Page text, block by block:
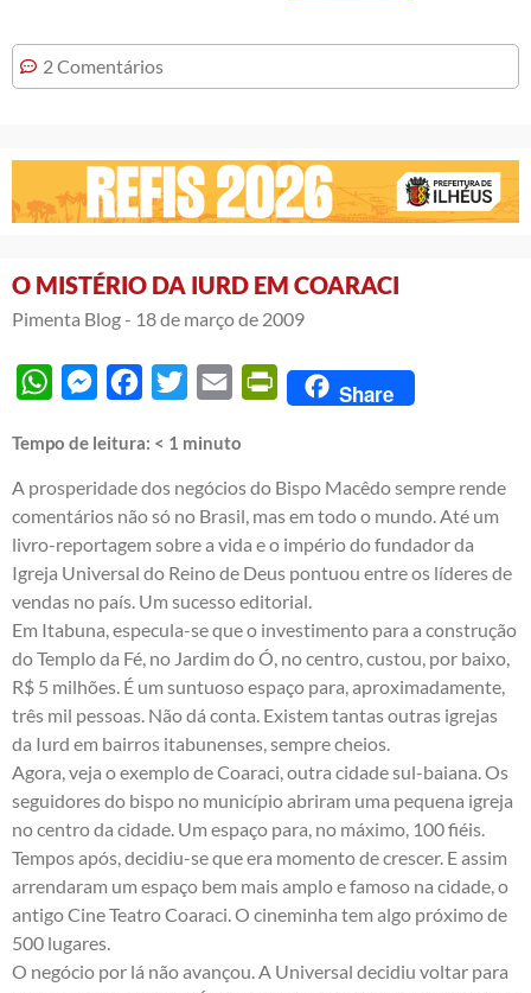
2 Comentários
O MISTÉRIO DA IURD EM COARACI
Pimenta Blog - 18 de março de 2009
WhatsAppMessengerFacebook
Twitter Email PrintFriendly
Share
Tempo de leitura: < 1 minuto
A prosperidade dos negócios do Bispo Macêdo sempre rende
comentários não só no Brasil, mas em todo o mundo. Até um
livro-reportagem sobre a vida e o império do fundador da
Igreja Universal do Reino de Deus pontuou entre os líderes de
vendas no país. Um sucesso editorial.
Em Itabuna, especula-se que o investimento para a construção
do Templo da Fé, no Jardim do Ó, no centro, custou, por baixo,
R$ 5 milhões. É um suntuoso espaço para, aproximadamente,
três mil pessoas. Não dá conta. Existem tantas outras igrejas
da Iurd em bairros itabunenses, sempre cheios.
Agora, veja o exemplo de Coaraci, outra cidade sul-baiana. Os
seguidores do bispo no município abriram uma pequena igreja
no centro da cidade. Um espaço para, no máximo, 100 fiéis.
Tempos após, decidiu-se que era momento de crescer. E assim
arrendaram um espaço bem mais amplo e famoso na cidade, o
antigo Cine Teatro Coaraci. O cineminha tem algo próximo de
500 lugares.
O negócio por lá não avançou. A Universal decidiu voltar para